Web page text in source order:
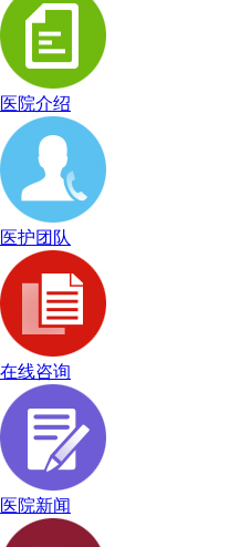
医院介绍
医护团队
在线咨询
医院新闻